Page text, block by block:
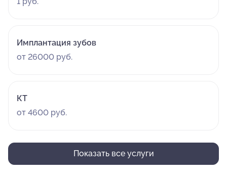
Имплантация зубов
от 26000 руб.
КТ
от 4600 руб.
Показать все услуги